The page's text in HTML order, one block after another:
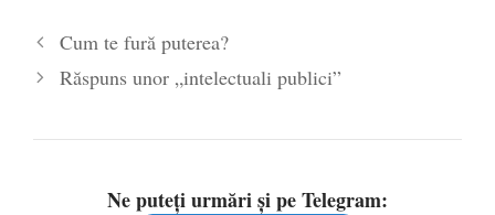
Cum te fură puterea?
Răspuns unor „intelectuali publici”
Ne puteți urmări și pe Telegram: